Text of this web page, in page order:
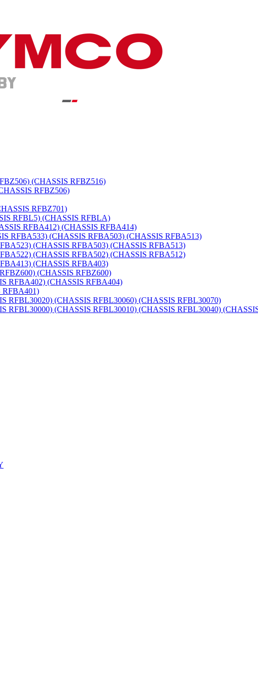
(CHASSIS RFBZ516)
RFBZ506)
RFBZ701)
RFBL5) (CHASSIS RFBLA)
RFBA412) (CHASSIS RFBA414)
RFBA533) (CHASSIS RFBA503) (CHASSIS RFBA513)
(CHASSIS RFBA503) (CHASSIS RFBA513)
(CHASSIS RFBA502) (CHASSIS RFBA512)
(CHASSIS RFBA403)
(CHASSIS RFBZ600)
RFBA402) (CHASSIS RFBA404)
(CHASSIS RFBL30060) (CHASSIS RFBL30070)
(CHASSIS RFBL30010) (CHASSIS RFBL30040)